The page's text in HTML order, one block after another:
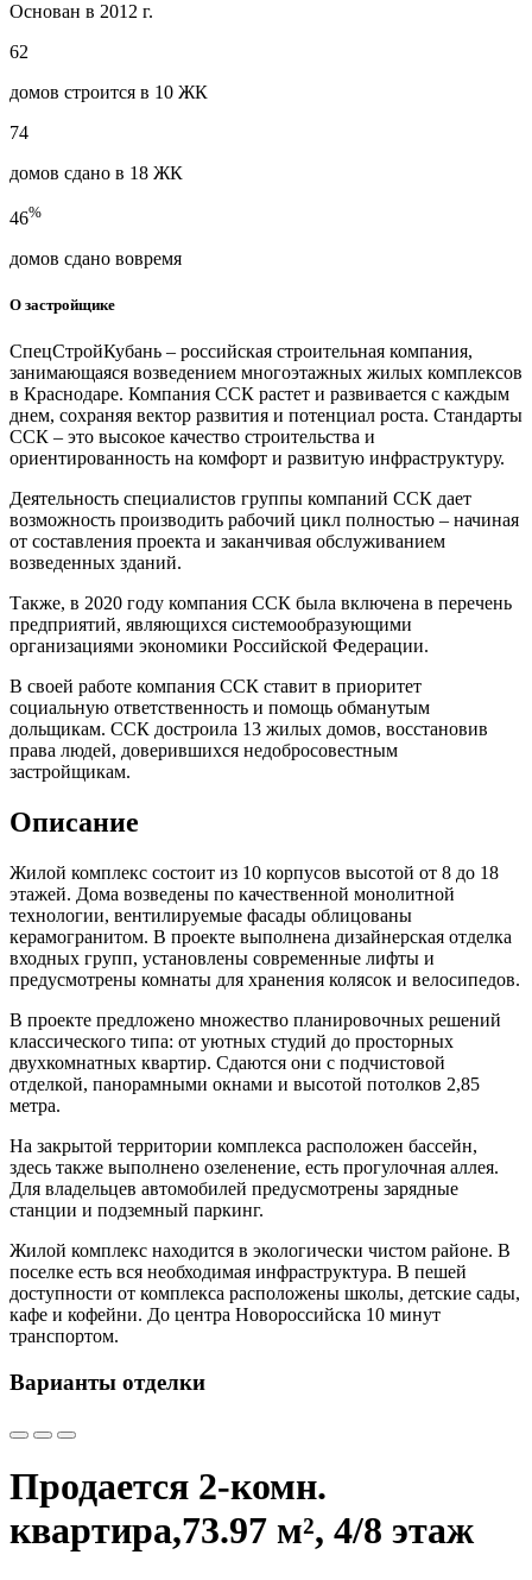
Основан в 2012 г.
62
домов строится в 10 ЖК
74
домов сдано в 18 ЖК
46%
домов сдано вовремя
О застройщике
СпецСтройКубань – российская строительная компания,
занимающаяся возведением многоэтажных жилых комплексов
в Краснодаре. Компания ССК растет и развивается с каждым
днем, сохраняя вектор развития и потенциал роста. Стандарты
ССК – это высокое качество строительства и
ориентированность на комфорт и развитую инфраструктуру.
Деятельность специалистов группы компаний ССК дает
возможность производить рабочий цикл полностью – начиная
от составления проекта и заканчивая обслуживанием
возведенных зданий.
Также, в 2020 году компания ССК была включена в перечень
предприятий, являющихся системообразующими
организациями экономики Российской Федерации.
В своей работе компания ССК ставит в приоритет
социальную ответственность и помощь обманутым
дольщикам. ССК достроила 13 жилых домов, восстановив
права людей, доверившихся недобросовестным
застройщикам.
Описание
Жилой комплекс состоит из 10 корпусов высотой от 8 до 18
этажей. Дома возведены по качественной монолитной
технологии, вентилируемые фасады облицованы
керамогранитом. В проекте выполнена дизайнерская отделка
входных групп, установлены современные лифты и
предусмотрены комнаты для хранения колясок и велосипедов.
В проекте предложено множество планировочных решений
классического типа: от уютных студий до просторных
двухкомнатных квартир. Сдаются они с подчистовой
отделкой, панорамными окнами и высотой потолков 2,85
метра.
На закрытой территории комплекса расположен бассейн,
здесь также выполнено озеленение, есть прогулочная аллея.
Для владельцев автомобилей предусмотрены зарядные
станции и подземный паркинг.
Жилой комплекс находится в экологически чистом районе. В
поселке есть вся необходимая инфраструктура. В пешей
доступности от комплекса расположены школы, детские сады,
кафе и кофейни. До центра Новороссийска 10 минут
транспортом.
Варианты отделки
Продается 2-комн.
квартира,73.97 м², 4/8 этаж